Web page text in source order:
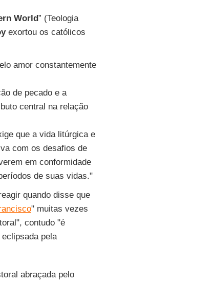
World” (Teologia
exortou os católicos
amor constantemente
de pecado e a
central na relação
que a vida litúrgica e
com os desafios de
em conformidade
de suas vidas."
quando disse que
" muitas vezes
contudo "é
pela
abraçada pelo